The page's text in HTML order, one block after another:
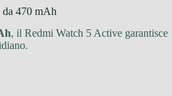
470 mAh
, il Redmi Watch 5 Active garantisce